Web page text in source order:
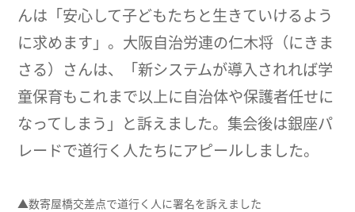
んは「安心して子どもたちと生きていけるよう
に求めます」。大阪自治労連の仁木将（にきま
さる）さんは、「新システムが導入されれば学
童保育もこれまで以上に自治体や保護者任せに
なってしまう」と訴えました。集会後は銀座パ
レードで道行く人たちにアピールしました。
▲数寄屋橋交差点で道行く人に署名を訴えました